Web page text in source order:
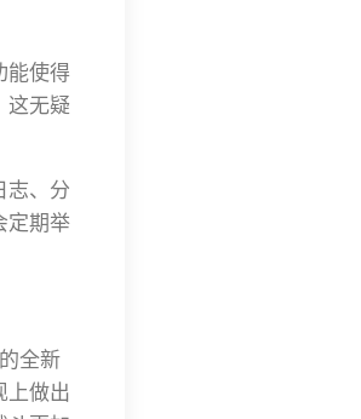
能使得
这无疑
志、分
定期举
全新
上做出